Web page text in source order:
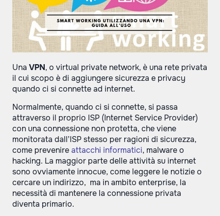
Una VPN, o virtual private network, è una rete privata
il cui scopo è di aggiungere sicurezza e privacy
quando ci si connette ad internet.
Normalmente, quando ci si connette, si passa
attraverso il proprio ISP (Internet Service Provider)
con una connessione non protetta, che viene
monitorata dall’ISP stesso per ragioni di sicurezza,
come prevenireattacchi informatici, malware o
hacking. La maggior parte delle attività su internet
sono ovviamente innocue, come leggere le notizie o
cercare un indirizzo, ma in ambito enterprise, la
necessità di mantenere la connessione privata
diventa primario.